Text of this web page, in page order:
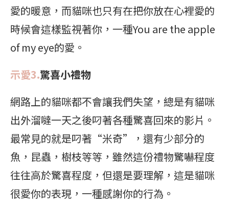
愛的暖意，而貓咪也只有在把你放在心裡愛的
時候會這樣監視著你，一種You are the apple
of my eye的愛。
示愛3.驚喜小禮物
網路上的貓咪都不會讓我們失望，總是有貓咪
出外溜噠一天之後叼著各種驚喜回來的影片。
最常見的就是叼著“米奇”，還有少部分的
魚，昆蟲，樹枝等等，雖然這份禮物驚嚇程度
往往高於驚喜程度，但還是要理解，這是貓咪
很愛你的表現，一種感謝你的行為。